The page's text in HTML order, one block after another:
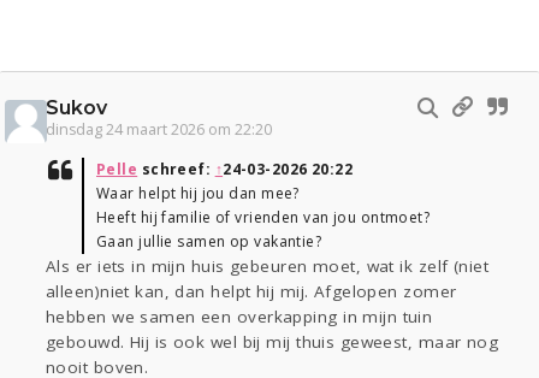
Sukov
dinsdag 24 maart 2026 om 22:20
Pelle schreef: ↑24-03-2026 20:22
Waar helpt hij jou dan mee?
Heeft hij familie of vrienden van jou ontmoet?
Gaan jullie samen op vakantie?
Als er iets in mijn huis gebeuren moet, wat ik zelf (niet
alleen)niet kan, dan helpt hij mij. Afgelopen zomer
hebben we samen een overkapping in mijn tuin
gebouwd. Hij is ook wel bij mij thuis geweest, maar nog
nooit boven.